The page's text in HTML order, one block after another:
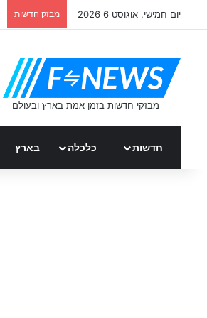
יום חמישי, אוגוסט 6 2026 מבזק חדשות
חדשות כלכלה בארץ